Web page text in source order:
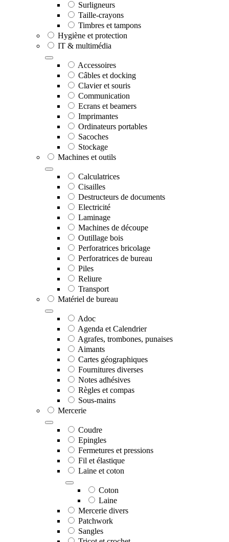
Surligneurs
Taille-crayons
Timbres et tampons
Hygiène et protection
IT & multimédia
Accessoires
Câbles et docking
Clavier et souris
Communication
Ecrans et beamers
Imprimantes
Ordinateurs portables
Sacoches
Stockage
Machines et outils
Calculatrices
Cisailles
Destructeurs de documents
Electricité
Laminage
Machines de découpe
Outillage bois
Perforatrices bricolage
Perforatrices de bureau
Piles
Reliure
Transport
Matériel de bureau
Adoc
Agenda et Calendrier
Agrafes, trombones, punaises
Aimants
Cartes géographiques
Fournitures diverses
Notes adhésives
Règles et compas
Sous-mains
Mercerie
Coudre
Epingles
Fermetures et pressions
Fil et élastique
Laine et coton
Coton
Laine
Mercerie divers
Patchwork
Sangles